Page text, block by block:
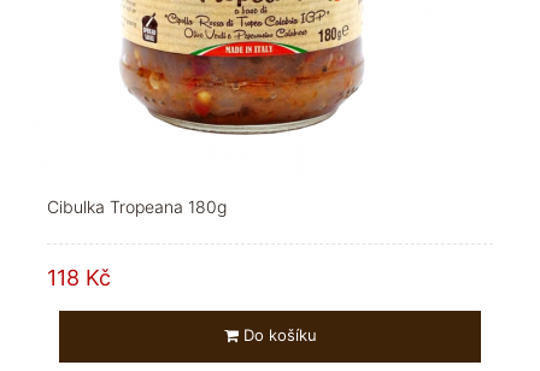
Cibulka Tropeana 180g
118 Kč
Do košíku